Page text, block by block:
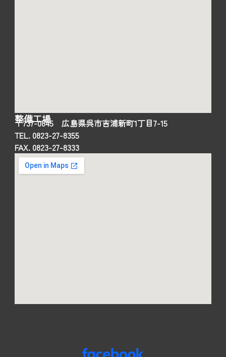
整備工場
〒737-0845 広島県呉市吉浦新町1丁目7-15
TEL. 0823-27-8355
FAX. 0823-27-8333